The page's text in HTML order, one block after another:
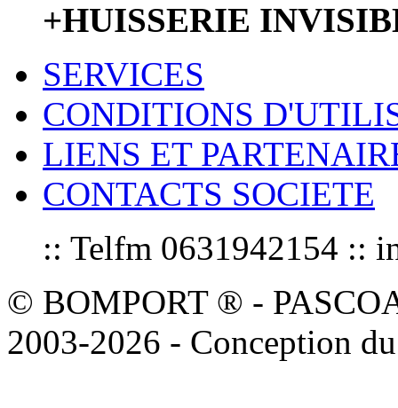
+HUISSERIE
SERVICES
CONDITIONS
LIENS ET
CONTACTS SOCIETE
:: Telfm 0631942154 ::
© BOMPORT ® -
2003-2026 - Conception